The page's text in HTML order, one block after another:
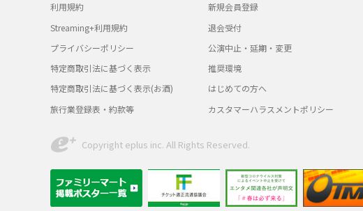
利用規約
Streaming+利用規約
プライバシーポリシー
特定商取引法に基づく表示
特定商取引法に基づく表示(お酒)
旅行業登録表・約款等
新規会員登録
退会受付
公演中止・延期・変更
推奨環境
はじめての方へ
カスタマーハラスメントポリシー
Copyright eplus inc. All Rights Reserved.